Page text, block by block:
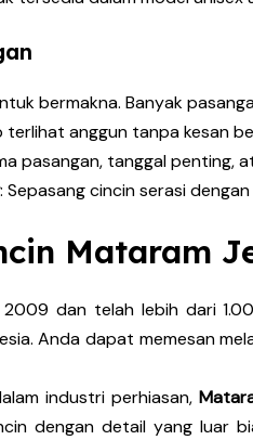
bermakna. Banyak
terlihat anggun tanpa kesan
pasangan, tanggal penting,
: Sepasang cincin serasi
Mataram
dan telah lebih dari
Anda dapat memesan
industri perhiasan,
dengan detail yang luar